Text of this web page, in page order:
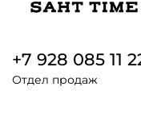
+7 928 085 11
Отдел продаж